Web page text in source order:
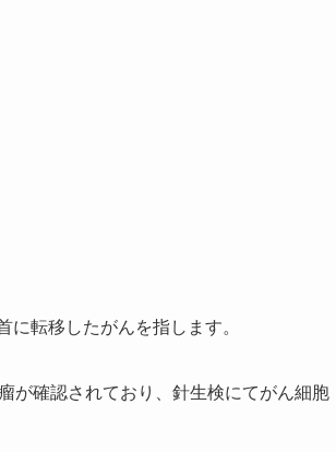
転移したがんを指します。
が確認されており、針生検にてがん細胞